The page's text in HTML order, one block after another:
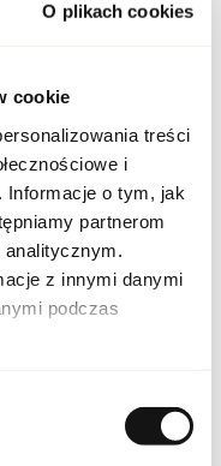
O plikach cookies
cookie
treści
i
Informacje o tym, jak
partnerom
z innymi danymi
podczas
i subtelnej
na co dzień, w pracy i
siebie i nowoczesny styl
się wyjątkowo i
długotrwałe
One Shock For Her